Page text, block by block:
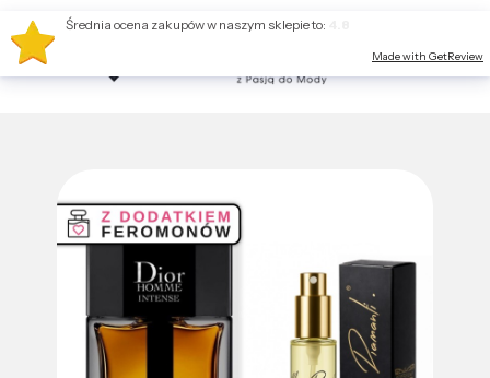
Średnia ocena zakupów w naszym sklepie to:
Made with GetReview